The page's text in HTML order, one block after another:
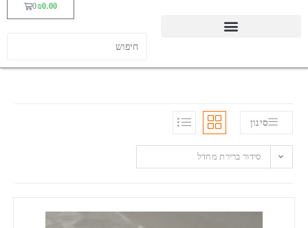
₪0.00
0
סינון
סידור ברירת מחדל